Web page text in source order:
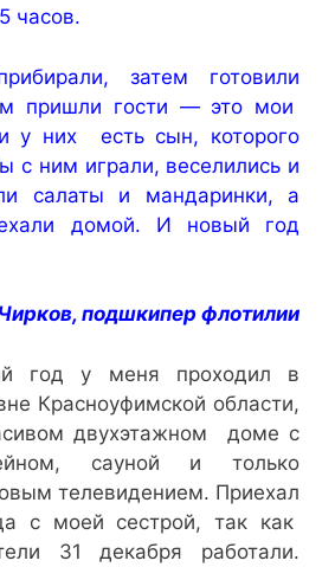
часов.
затем готовили
пришли гости — это мои
у них есть сын, которого
с ним играли, веселились и
салаты и мандаринки, а
домой. И новый год
подшкипер флотилии
год у меня проходил в
Красноуфимской области,
двухэтажном доме с
сауной и только
телевидением. Приехал
с моей сестрой, так как
31 декабря работали.